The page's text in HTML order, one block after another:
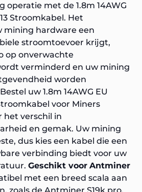
operatie met de 1.8m 14AWG
Stroomkabel. Het
mining hardware een
stroomtoevoer krijgt,
op onverwachte
verminderd en uw mining
worden
uw 1.8m 14AWG EU
voor Miners
het verschil in
en gemak. Uw mining
dus kies een kabel die een
verbinding biedt voor uw
Geschikt voor Antminer
met een breed scala aan